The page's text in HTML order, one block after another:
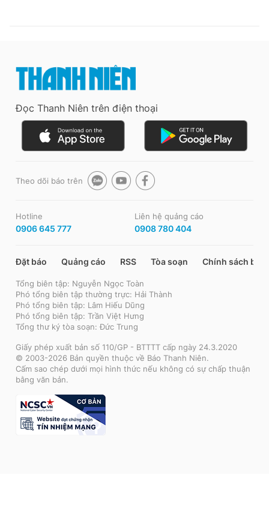
Đọc Thanh Niên trên điện thoại
Theo dõi báo trên
Hotline
0906 645 777
Liên hệ quảng cáo
0908 780 404
Đặt báo Quảng cáo RSS Tòa soạn Chính sách bảo
Tổng biên tập: Nguyễn Ngọc Toàn
Phó tổng biên tập thường trực: Hải Thành
Phó tổng biên tập: Lâm Hiếu Dũng
Phó tổng biên tập: Trần Việt Hưng
Tổng thư ký tòa soạn: Đức Trung
Giấy phép xuất bản số 110/GP - BTTTT cấp ngày 24.3.2020
© 2003-2026 Bản quyền thuộc về Báo Thanh Niên.
Cấm sao chép dưới mọi hình thức nếu không có sự chấp thuận
bằng văn bản.